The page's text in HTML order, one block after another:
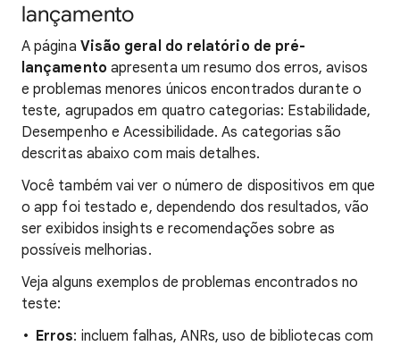
lançamento
A página Visão geral do relatório de pré-
lançamento apresenta um resumo dos erros, avisos
e problemas menores únicos encontrados durante o
teste, agrupados em quatro categorias: Estabilidade,
Desempenho e Acessibilidade. As categorias são
descritas abaixo com mais detalhes.
Você também vai ver o número de dispositivos em que
o app foi testado e, dependendo dos resultados, vão
ser exibidos insights e recomendações sobre as
possíveis melhorias.
Veja alguns exemplos de problemas encontrados no
teste:
Erros: incluem falhas, ANRs, uso de bibliotecas com